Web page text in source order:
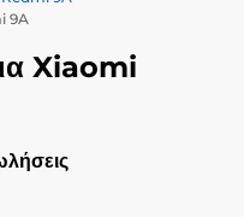
9A
Xiaomi